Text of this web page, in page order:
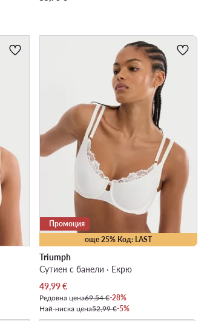
още 25% Код: LAST
Промоция
Triumph
Сутиен с банели · Екрю
Актуална цена
49,99€
Редовна цена69,54 €-28%
Най-ниска цена52,99 €-5%